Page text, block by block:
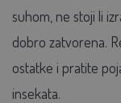
suhom, ne stoji li
dobro zatvorena.
ostatke i pratite
insekata.